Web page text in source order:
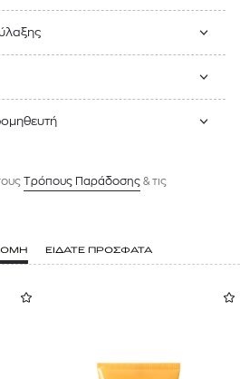
Tρόπους Παράδοσης & τις
ΕΙΔΑΤΕ ΠΡΟΣΦΑΤΑ